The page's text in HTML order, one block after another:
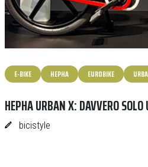
E-BIKE HEPHA EUROBIKE
HEPHA URBAN X: DAVVERO
bicistyle